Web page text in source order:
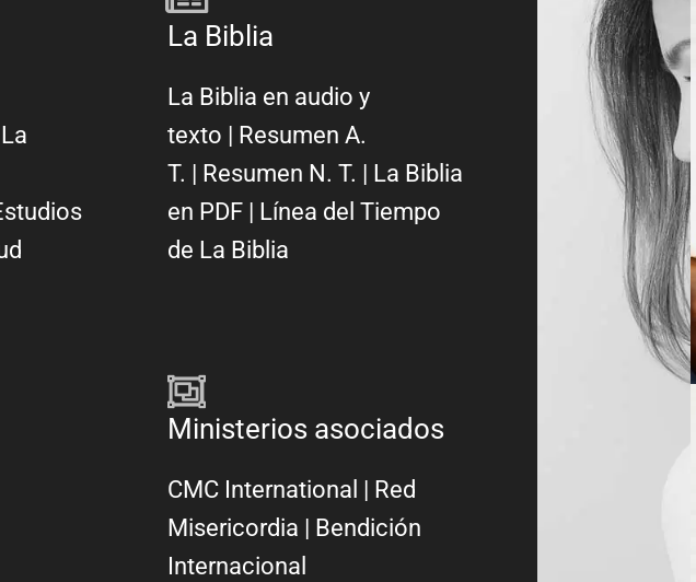
La
La Biblia
La Biblia en audio y
texto | Resumen A.
T. | Resumen N. T. | La Biblia
en PDF| Línea del Tiempo
de La Biblia
Ministerios asociados
CMC International | Red
Misericordia | Bendición
Internacional